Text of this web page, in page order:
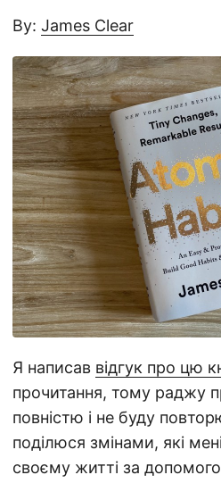
By: James Clear
Я написав відгук про цю
прочитання, тому раджу
повністю і не буду
поділюся змінами, які
своєму житті за